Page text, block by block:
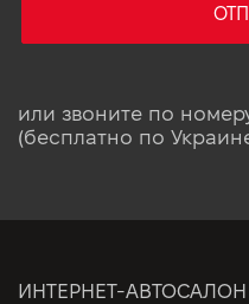
или звоните по
(бесплатно по
ИНТЕРНЕТ-АВТОСАЛОН